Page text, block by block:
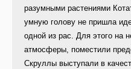
разумными растениями
умную голову не пришла
одной из рас. Для этого на
атмосферы, поместили
Скруллы выступали в